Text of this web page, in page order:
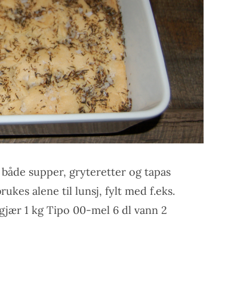
supper, gryteretter og tapas
alene til lunsj, fylt med f.eks.
1 kg Tipo 00-mel 6 dl vann 2